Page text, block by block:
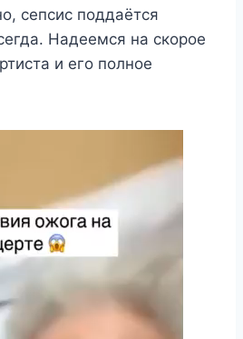
сепсис поддаётся
Надеемся на скорое
и его полное